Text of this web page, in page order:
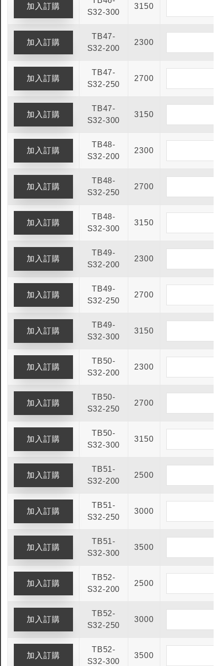
S32-300
3150
TB47-
S32-200
2300
TB47-
S32-250
2700
TB47-
S32-300
3150
TB48-
S32-200
2300
TB48-
S32-250
2700
TB48-
S32-300
3150
TB49-
S32-200
2300
TB49-
S32-250
2700
TB49-
S32-300
3150
TB50-
S32-200
2300
TB50-
S32-250
2700
TB50-
S32-300
3150
TB51-
S32-200
2500
TB51-
S32-250
3000
TB51-
S32-300
3500
TB52-
S32-200
2500
TB52-
S32-250
3000
TB52-
S32-300
3500